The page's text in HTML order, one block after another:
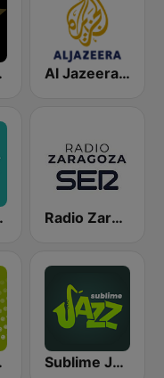
Al Jazeera English (قناة الجزيرة)
Radio Zaragoza SER
Sublime Jazz